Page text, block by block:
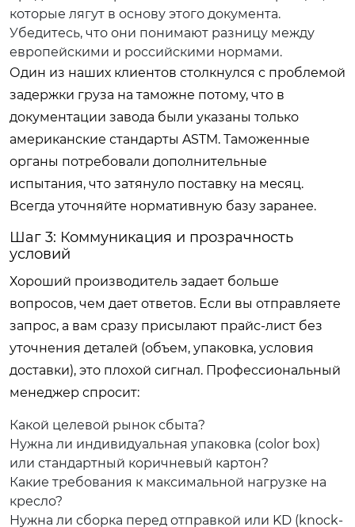
которые лягут в основу этого документа.
Убедитесь, что они понимают разницу между
европейскими и российскими нормами.
Один из наших клиентов столкнулся с проблемой
задержки груза на таможне потому, что в
документации завода были указаны только
американские стандарты ASTM. Таможенные
органы потребовали дополнительные
испытания, что затянуло поставку на месяц.
Всегда уточняйте нормативную базу заранее.
Шаг 3: Коммуникация и прозрачность
условий
Хороший производитель задает больше
вопросов, чем дает ответов. Если вы отправляете
запрос, а вам сразу присылают прайс-лист без
уточнения деталей (объем, упаковка, условия
доставки), это плохой сигнал. Профессиональный
менеджер спросит:
Какой целевой рынок сбыта?
Нужна ли индивидуальная упаковка (color box)
или стандартный коричневый картон?
Какие требования к максимальной нагрузке на
кресло?
Нужна ли сборка перед отправкой или KD (knock-